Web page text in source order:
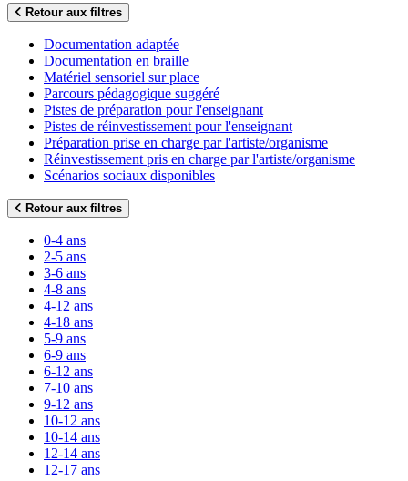
Retour aux filtres
Documentation adaptée
Documentation en braille
Matériel sensoriel sur place
Parcours pédagogique suggéré
Pistes de préparation pour l'enseignant
Pistes de réinvestissement pour l'enseignant
Préparation prise en charge par l'artiste/organisme
Réinvestissement pris en charge par l'artiste/organisme
Scénarios sociaux disponibles
Retour aux filtres
0-4 ans
2-5 ans
3-6 ans
4-8 ans
4-12 ans
4-18 ans
5-9 ans
6-9 ans
6-12 ans
7-10 ans
9-12 ans
10-12 ans
10-14 ans
12-14 ans
12-17 ans